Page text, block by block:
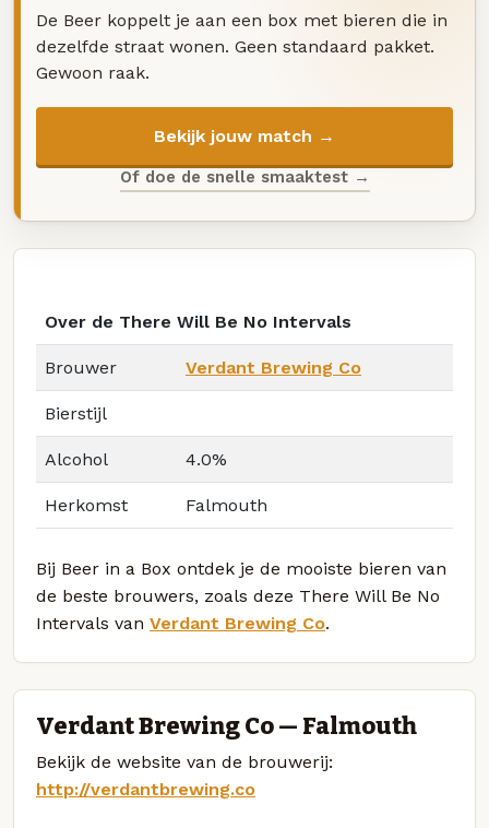
De Beer koppelt je aan een box met bieren die in
dezelfde straat wonen. Geen standaard pakket.
Gewoon raak.
Bekijk jouw match →
Of doe de snelle smaaktest →
Over de There Will Be No Intervals
Brouwer Verdant Brewing Co
Bierstijl
Alcohol 4.0%
Herkomst Falmouth
Bij Beer in a Box ontdek je de mooiste bieren van
de beste brouwers, zoals deze There Will Be No
Intervals van Verdant Brewing Co.
Verdant Brewing Co — Falmouth
Bekijk de website van de brouwerij:
http://verdantbrewing.co